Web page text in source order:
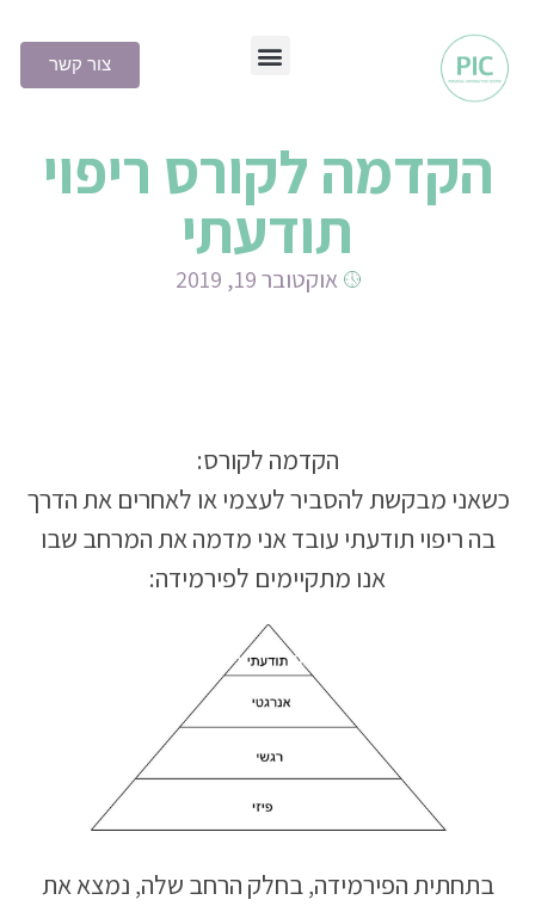
צור קשר
הקדמה לקורס ריפוי
תודעתי
אוקטובר 19, 2019
הקדמה לקורס:
כשאני מבקשת להסביר לעצמי או לאחרים את הדרך
בה ריפוי תודעתי עובד אני מדמה את המרחב שבו
אנו מתקיימים לפירמידה:
בתחתית הפירמידה, בחלק הרחב שלה, נמצא את